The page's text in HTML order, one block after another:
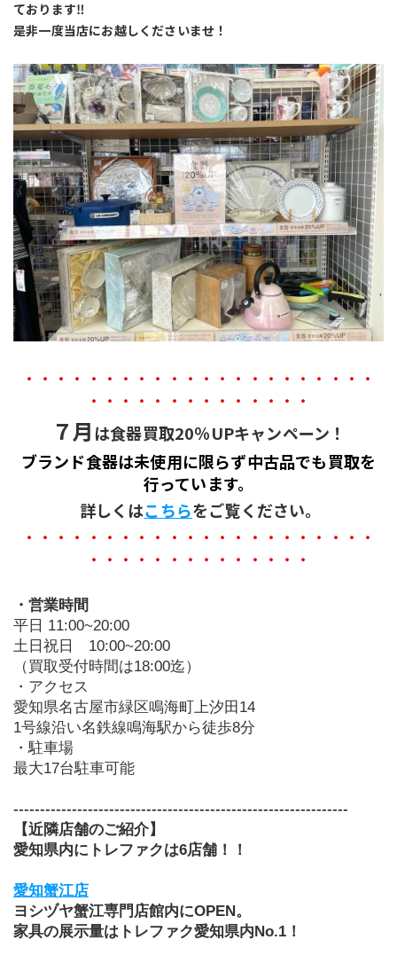
ております‼︎
是非一度当店にお越しくださいませ！
・・・・・・・・・・・・・・・・・・・・・・
・・・・・・・・・・・・・・
７月は食器買取20％UPキャンペーン！
ブランド食器は未使用に限らず中古品でも買取を
行っています。
詳しくはこちらをご覧ください。
・・・・・・・・・・・・・・・・・・・・・・
・・・・・・・・・・・・・・
・営業時間
平日 11:00~20:00
土日祝日　10:00~20:00
（買取受付時間は18:00迄）
・アクセス
愛知県名古屋市緑区鳴海町上汐田14
1号線沿い名鉄線鳴海駅から徒歩8分
・駐車場
最大17台駐車可能
---------------------------------------------------------------
【近隣店舗のご紹介】
愛知県内にトレファクは6店舗！！
愛知蟹江店
ヨシヅヤ蟹江専門店館内にOPEN。
家具の展示量はトレファク愛知県内No.1！